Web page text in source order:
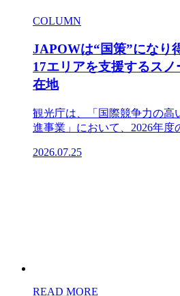
COLUMN
JAPOWは“国策”になり
17エリアを支援するス
在地
観光庁は、「国際競争力の高
進事業」において、2026年度
2026.07.25
READ MORE